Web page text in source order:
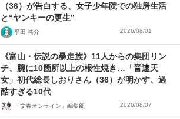
（36）が告白する、女子少年院での独房生活
と“ヤンキーの更生”
平田 裕介 2026/08/01
《富山・伝説の暴走族》11人からの集団リン
チ、腕に10箇所以上の根性焼き…「音速天
女」初代総長しおりさん（36）が明かす、過
酷すぎる10代
「文春オンライン」編集部 2026/08/07